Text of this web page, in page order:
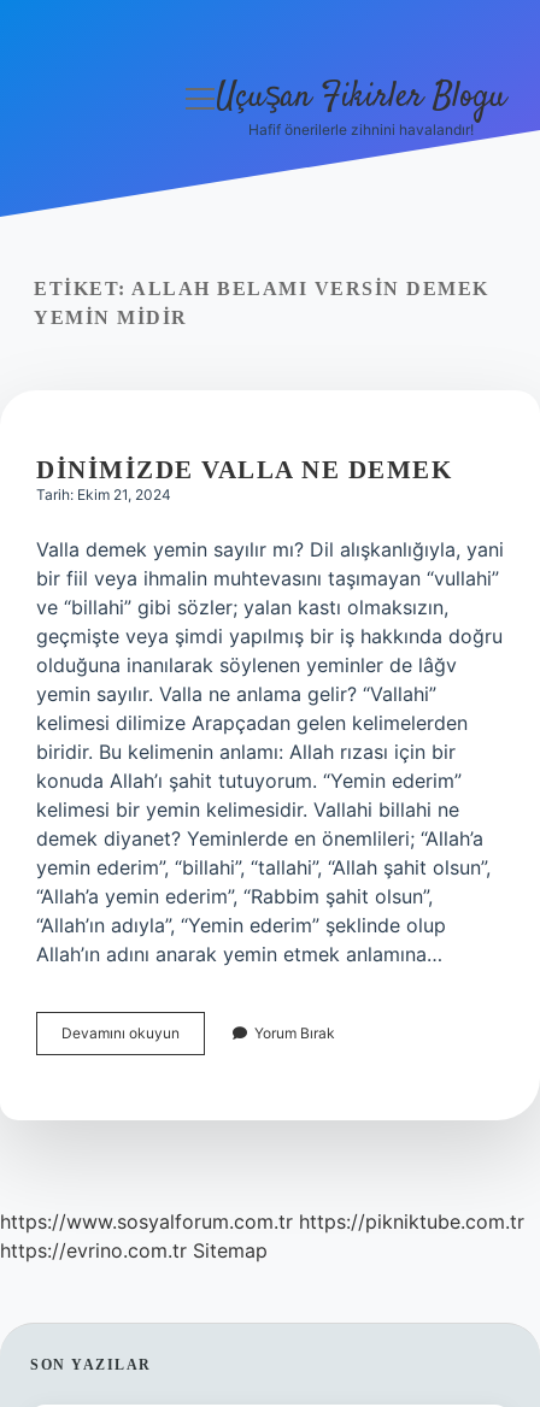
Yasal Uyarı
menüyü
Uçuşan Fikirler Blogu
Hafif önerilerle zihnini havalandır!
ETIKET: ALLAH BELAMI VERSIN DEMEK
YEMIN MIDIR
DINIMIZDE VALLA NE DEMEK
Tarih: Ekim 21, 2024
Valla demek yemin sayılır mı? Dil alışkanlığıyla, yani
bir fiil veya ihmalin muhtevasını taşımayan “vullahi”
ve “billahi” gibi sözler; yalan kastı olmaksızın,
geçmişte veya şimdi yapılmış bir iş hakkında doğru
olduğuna inanılarak söylenen yeminler de lâğv
yemin sayılır. Valla ne anlama gelir? “Vallahi”
kelimesi dilimize Arapçadan gelen kelimelerden
biridir. Bu kelimenin anlamı: Allah rızası için bir
konuda Allah’ı şahit tutuyorum. “Yemin ederim”
kelimesi bir yemin kelimesidir. Vallahi billahi ne
demek diyanet? Yeminlerde en önemlileri; “Allah’a
yemin ederim”, “billahi”, “tallahi”, “Allah şahit olsun”,
“Allah’a yemin ederim”, “Rabbim şahit olsun”,
“Allah’ın adıyla”, “Yemin ederim” şeklinde olup
Allah’ın adını anarak yemin etmek anlamına…
Devamını okuyun Dinimizde
Valla
Yorum Bırak
https://www.sosyalforum.com.tr https://pikniktube.com.tr
https://evrino.com.tr Sitemap
SIDEBAR
SON YAZILAR